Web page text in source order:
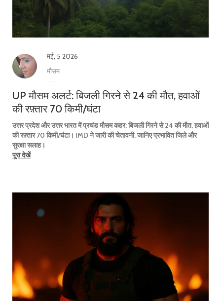
मई, 5 2026
मौसम
UP मौसम अलर्ट: बिजली गिरने से 24 की मौत, हवाओं
की रफ़्तार 70 किमी/घंटा
उत्तर प्रदेश और उत्तर भारत में प्रचंड मौसम कहर: बिजली गिरने से 24 की मौत, हवाओं
की रफ़्तार 70 किमी/घंटा। IMD ने जारी की चेतावनी, जानिए प्रभावित जिले और
सुरक्षा सलाह।
पूरा देखें